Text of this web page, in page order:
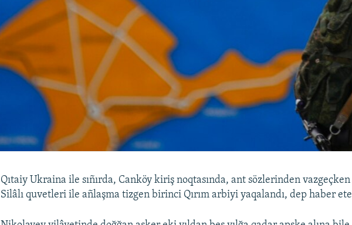
Qıtaiy Ukraina ile sıñırda, Canköy kiriş noqtasında, ant sözlerinden vazgeçken
Silâlı quvetleri ile añlaşma tizgen birinci Qırım arbiyi yaqalandı, dep haber